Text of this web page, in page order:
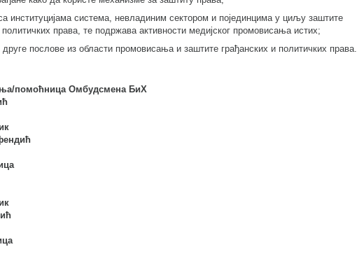
институцијама система, невладиним сектором и појединцима у циљу заштите
политичких права, те подржава активности медијског промовисања истих;
послове из области промовисања и заштите грађанских и политичких права.
помоћница Омбудсмена БиХ